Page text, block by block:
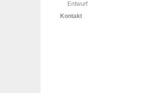
Entwurf
Kontakt